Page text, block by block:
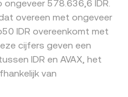
belangrijk:
crypto-classificatie en
de sectorbreedte van
terwijl
van crypto-
lokale prijsvorming in
markttechnische
y/x tussen de reserves
in de pool.
verschuivingen in AMM-
worden
datafeeds om de
zo nauwkeurig mogelijk
vervolgens naar IDR
basis door in de
een lichte premie of
van fiat kan zo direct in
en
een rol spelen:
op crypto-transacties en
578.636,6 IDR.
overeen met ongeveer
IDR overeenkomt met
cijfers geven een
IDR en AVAX, het
van